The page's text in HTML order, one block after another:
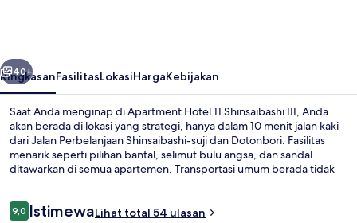
Berikutnya
40+
RingkasanFasilitasLokasiHargaKebijakan
Saat Anda menginap di Apartment Hotel 11 Shinsaibashi III, Anda
akan berada di lokasi yang strategi, hanya dalam 10 menit jalan kaki
dari Jalan Perbelanjaan Shinsaibashi-suji dan Dotonbori. Fasilitas
menarik seperti pilihan bantal, selimut bulu angsa, dan sandal
ditawarkan di semua apartemen. Transportasi umum berada tidak
Ulasan
9,09,0 dari 10
IstimewaLihat total 54 ulasan